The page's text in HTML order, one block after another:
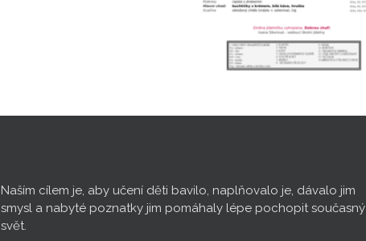
Naším cílem je, aby učení děti bavilo, naplňovalo je, dávalo jim
smysl a nabyté poznatky jim pomáhaly lépe pochopit současný
svět.